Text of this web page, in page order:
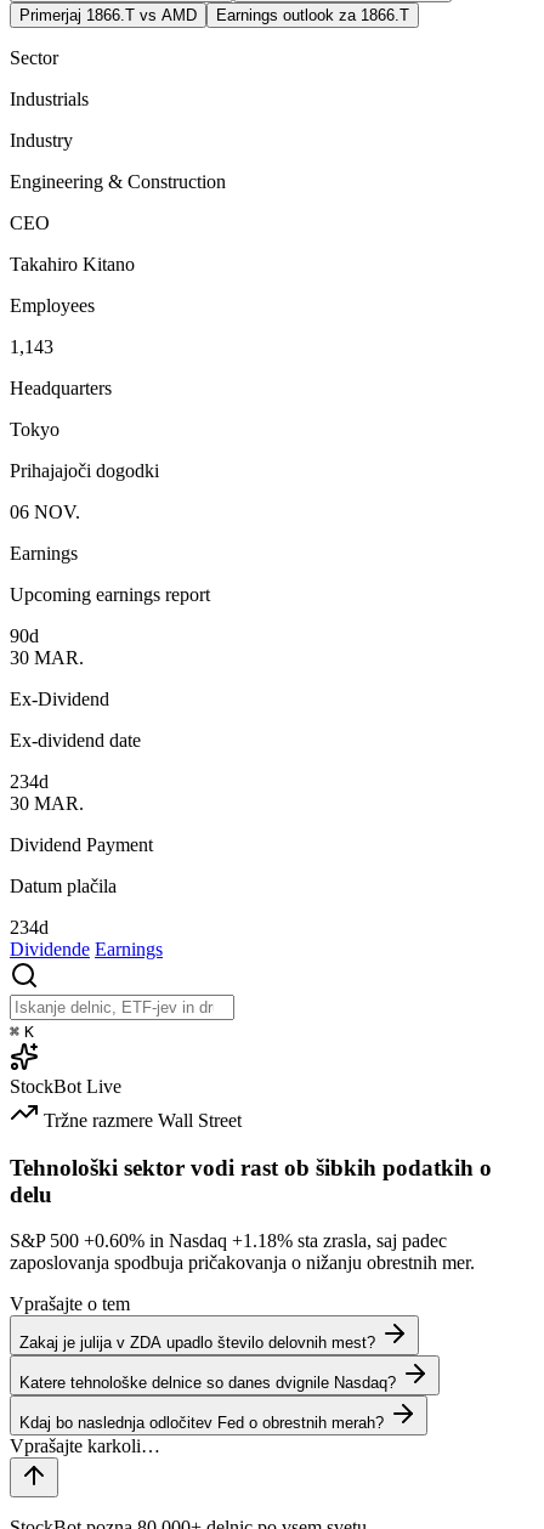
Primerjaj 1866.T vs AMD
Earnings outlook za 1866.T
Sector
Industrials
Industry
Engineering & Construction
CEO
Takahiro Kitano
Employees
1,143
Headquarters
Tokyo
Prihajajoči dogodki
06 NOV.
Earnings
Upcoming earnings report
90d
30 MAR.
Ex-Dividend
Ex-dividend date
234d
30 MAR.
Dividend Payment
Datum plačila
234d
Dividende Earnings
⌘ K
StockBot Live
Tržne razmere Wall Street
Tehnološki sektor vodi rast ob šibkih podatkih o
delu
S&P 500 +0.60% in Nasdaq +1.18% sta zrasla, saj padec
zaposlovanja spodbuja pričakovanja o nižanju obrestnih mer.
Vprašajte o tem
Zakaj je julija v ZDA upadlo število delovnih mest?
Katere tehnološke delnice so danes dvignile Nasdaq?
Kdaj bo naslednja odločitev Fed o obrestnih merah?